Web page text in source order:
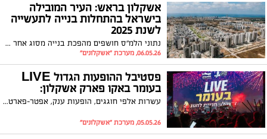
אשקלון בראש: העיר המובילה
בישראל בהתחלות בנייה לתעשייה
לשנת 2025
נתוני הלמ"ס חושפים מהפכת בנייה מסוג אחר בעיר: עם למעלה מ-160 אלף מ"ר לתעשייה ושיא מקומי במסחר, אשקלון הופכת למטרופולין תעסוקתי מוביל המושך את ענקיות הנדל"ן וההשקעות בישראל
06.05.26, מערכת "אשקלונים"
פסטיבל ההופעות הגדול LIVE
בעומר באקו פארק אשקלון:
עשרות אלפי חוגגים, הופעות ענק, אפטר-פארטי ואווירה בלתי נשכחת
05.05.26, מערכת "אשקלונים"